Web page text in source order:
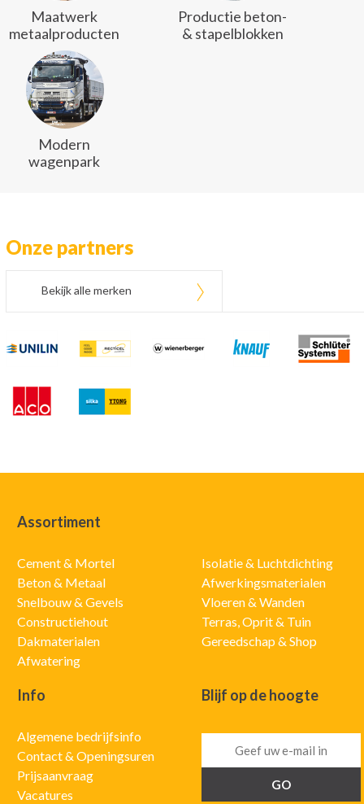
Maatwerk
metaalproducten
Productie beton-
& stapelblokken
Modern
wagenpark
Onze partners
Bekijk alle merken
Assortiment
Cement & Mortel
Beton & Metaal
Snelbouw & Gevels
Constructiehout
Dakmaterialen
Afwatering
Isolatie & Luchtdichting
Afwerkingsmaterialen
Vloeren & Wanden
Terras, Oprit & Tuin
Gereedschap & Shop
Info
Algemene bedrijfsinfo
Contact & Openingsuren
Prijsaanvraag
Vacatures
Blijf op de hoogte